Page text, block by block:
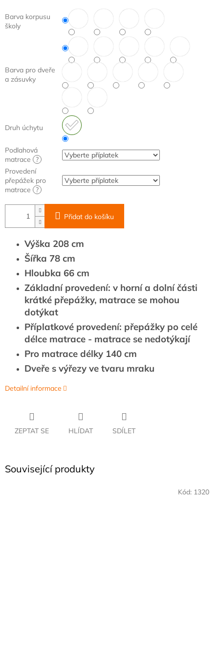
Barva korpusu
školy
Barva pro dveře
a zásuvky
Druh úchytu
Podlahová
matrace
?
Provedení
přepážek pro
matrace
?
Přidat do košíku
Výška 208 cm
Šířka 78 cm
Hloubka 66 cm
Základní provedení: v horní a dolní části
krátké přepážky, matrace se mohou
dotýkat
Příplatkové provedení: přepážky po celé
délce matrace - matrace se nedotýkají
Pro matrace délky 140 cm
Dveře s výřezy ve tvaru mraku
Detailní informace
ZEPTAT SE HLÍDAT SDÍLET
Související produkty
Kód: 1320